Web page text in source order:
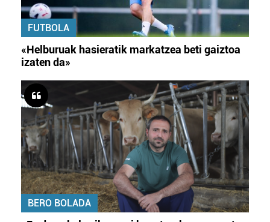
FUTBOLA
«Helburuak hasieratik markatzea beti gaiztoa
izaten da»
BERO BOLADA